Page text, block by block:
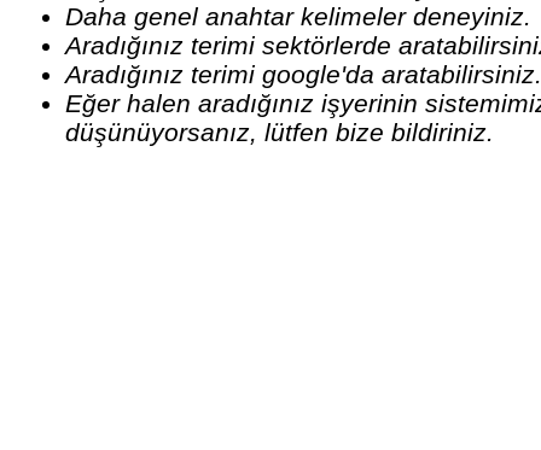
Daha genel anahtar kelimeler deneyiniz.
Aradığınız terimi sektörlerde
Aradığınız terimi google'da
Eğer halen aradığınız işyerinin
düşünüyorsanız, lütfen bize bildiriniz.